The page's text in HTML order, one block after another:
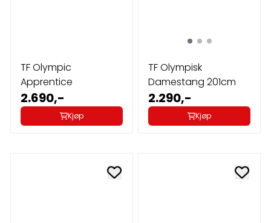
TF Olympic
Apprentice
2.690,-
Kjøp
TF Olympisk
Damestang 201cm
2.290,-
Kjøp